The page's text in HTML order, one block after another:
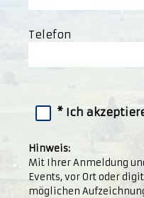
Telefon
Ich
Hinweis:
Mit Ihrer Anmeldung
Events, vor Ort oder
möglichen